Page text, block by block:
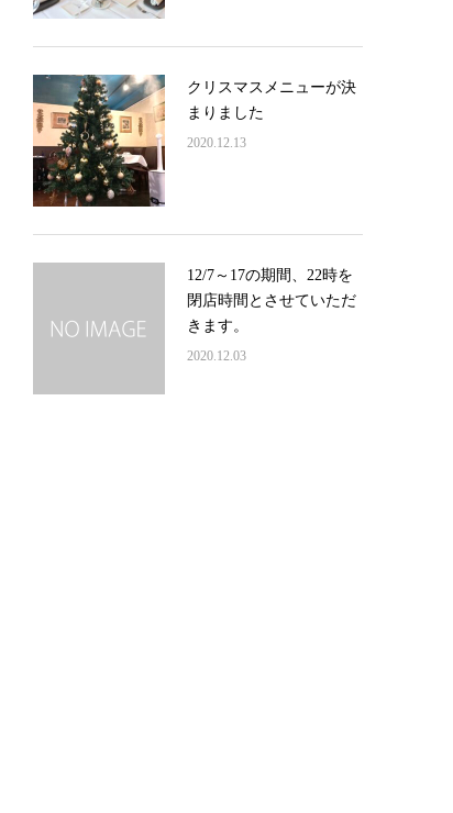
クリスマスメニューが決
まりました
2020.12.13
12/7～17の期間、22時を
閉店時間とさせていただ
きます。
2020.12.03